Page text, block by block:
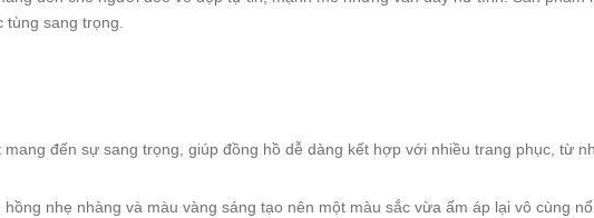
sang trọng.
mang đến sự sang trọng, giúp đồng hồ dễ dàng kết hợp với nhiều trang phục, từ
nhẹ nhàng và màu vàng sáng tạo nên một màu sắc vừa ấm áp lại vô cùng